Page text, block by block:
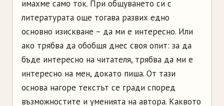
имахме само ток. При общуването си с
литературата още тогава развих едно
основно изискване – да ми е интересно. Или
ако трябва да обобщя днес своя опит: за да
бъде интересно на читателя, трябва да ми е
интересно на мен, докато пиша. От тази
основа нагоре текстът се гради според
възможностите и уменията на автора. Каквото